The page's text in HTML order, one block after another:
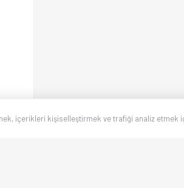
içerikleri kişiselleştirmek ve trafiği analiz etmek